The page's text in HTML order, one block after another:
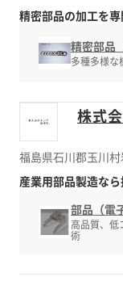
精密部品の加工を
精密部品
多種多様な
株式
福島県石川郡玉川
産業用部品製造な
部品（電
高品質、低
術